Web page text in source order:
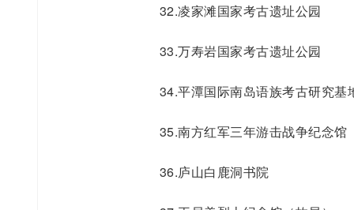
32.凌家滩国家考古遗址公园
33.万寿岩国家考古遗址公园
34.平潭国际南岛语族考古研究基
35.南方红军三年游击战争纪念馆
36.庐山白鹿洞书院